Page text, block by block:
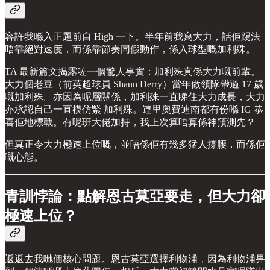
容許我喺入正題前自 High 一下。半年前我寫大力，話佢踢法
唔靠絕對速度，而係靠節奏同假動作，係入球型嘅加利殊。
TA 最新篇文揭露咗一個驚人事實：加利殊真係大力嘅前輩。
大力個老豆（前英超球員 Shaun Derry）當年做領隊帶過 17 歲
嘅加利殊。亦因為呢層關係，加利殊一直睇住大力成長，大力
亦承認自己一直模仿緊 加利殊。連里奧費迪南都有份喺 IG 恭
喜佢地標戰。有呢班大佬加持，我上次算唔算係神預測先？
但真正令大力極速上位嘅，並唔係佢有幾多猛人撐腰，而係佢
嘅心態。
青訓悖論：點解恩古莫亞要走，但大力卻
極速上位？
返返去我哋個核心問題。恩古莫亞選擇利物浦，因為利物浦畀